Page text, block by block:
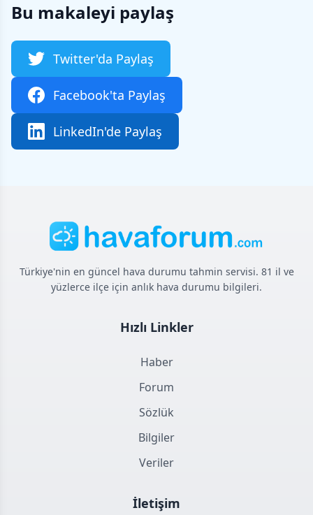
Bu makaleyi paylaş
Twitter'da Paylaş
Facebook'ta Paylaş
LinkedIn'de Paylaş
Türkiye'nin en güncel hava durumu tahmin servisi. 81 il ve
yüzlerce ilçe için anlık hava durumu bilgileri.
Hızlı Linkler
Haber
Forum
Sözlük
Bilgiler
Veriler
İletişim